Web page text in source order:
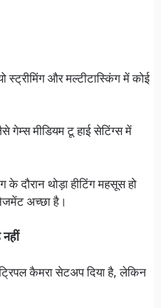
स्ट्रीमिंग और मल्टीटास्किंग में कोई
मीडियम टू हाई सेटिंग्स में
दौरान थोड़ा हीटिंग महसूस हो
अच्छा है।
कैमरा सेटअप दिया है, लेकिन